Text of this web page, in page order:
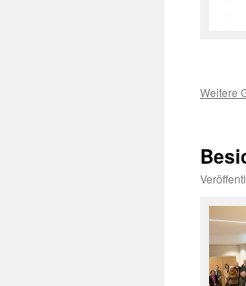
Weitere